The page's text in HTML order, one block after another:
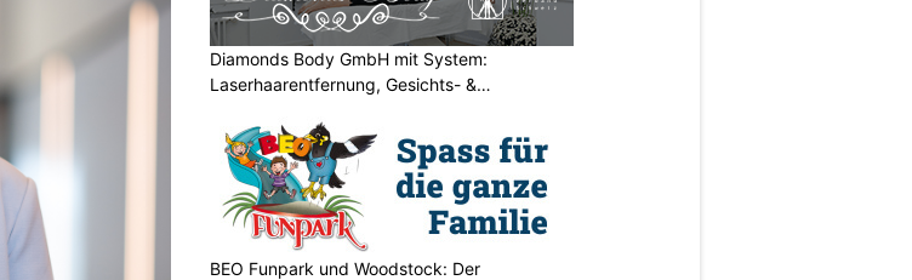
Diamonds Body GmbH mit System:
Laserhaarentfernung, Gesichts- &
BEO Funpark und Woodstock: Der